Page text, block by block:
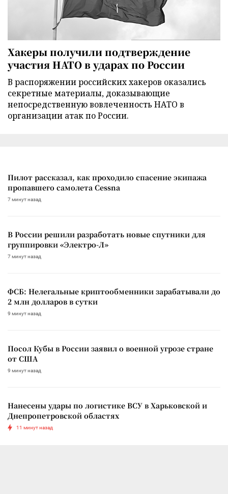
Хакеры получили подтверждение
участия НАТО в ударах по России
В распоряжении российских хакеров оказались
секретные материалы, доказывающие
непосредственную вовлеченность НАТО в
организации атак по России.
Пилот рассказал, как проходило спасение экипажа
пропавшего самолета Cessna
7 минут назад
В России решили разработать новые спутники для
группировки «Электро-Л»
7 минут назад
ФСБ: Нелегальные криптообменники зарабатывали до
2 млн долларов в сутки
9 минут назад
Посол Кубы в России заявил о военной угрозе стране
от США
9 минут назад
Нанесены удары по логистике ВСУ в Харьковской и
Днепропетровской областях
11 минут назад